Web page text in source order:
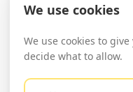
We use cookies
We use cookies to
decide what to allow.